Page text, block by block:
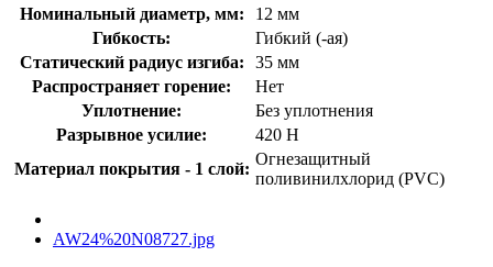
Номинальный диаметр, мм:
12 мм
Гибкость:
Гибкий (-ая)
Статический радиус изгиба:
35 мм
Распространяет горение:
Нет
Уплотнение:
Без уплотнения
Разрывное усилие:
420 Н
Материал покрытия - 1 слой:
Огнезащитный
поливинилхлорид (PVC)
AW24%20N08727.jpg